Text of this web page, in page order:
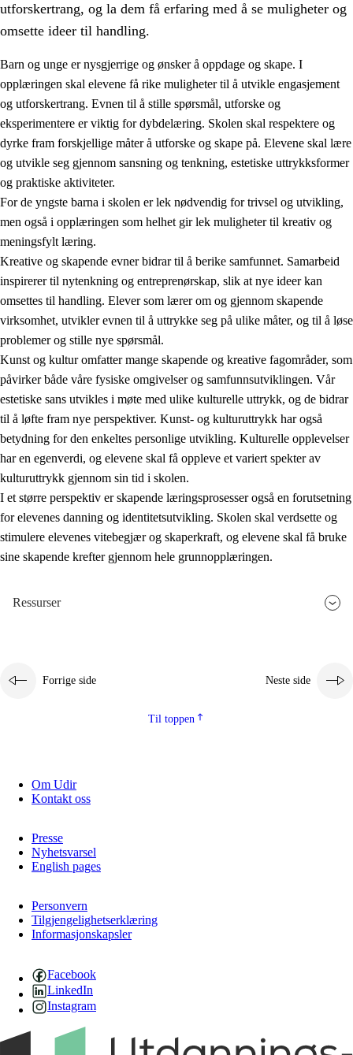
Opplæringens verdigrunnlag
1.1 Menneskeverdet
1.2 Identitet og kulturelt mangfold
1.3 Kritisk tenkning og etisk bevissthet
1.4 Skaperglede, engasjement og utforskertrang
1.5 Respekt for naturen og miljøbevissthet
1.6 Demokrati og medvirkning
utforskertrang, og la dem få erfaring med å se muligheter og
omsette ideer til handling.
Barn og unge er nysgjerrige og ønsker å oppdage og skape. I
opplæringen skal elevene få rike muligheter til å utvikle engasjement
og utforskertrang. Evnen til å stille spørsmål, utforske og
eksperimentere er viktig for dybdelæring. Skolen skal respektere og
dyrke fram forskjellige måter å utforske og skape på. Elevene skal lære
og utvikle seg gjennom sansning og tenkning, estetiske uttrykksformer
og praktiske aktiviteter.
For de yngste barna i skolen er lek nødvendig for trivsel og utvikling,
men også i opplæringen som helhet gir lek muligheter til kreativ og
meningsfylt læring.
Kreative og skapende evner bidrar til å berike samfunnet. Samarbeid
inspirerer til nytenkning og entreprenørskap, slik at nye ideer kan
omsettes til handling. Elever som lærer om og gjennom skapende
virksomhet, utvikler evnen til å uttrykke seg på ulike måter, og til å løse
problemer og stille nye spørsmål.
Kunst og kultur omfatter mange skapende og kreative fagområder, som
påvirker både våre fysiske omgivelser og samfunnsutviklingen. Vår
estetiske sans utvikles i møte med ulike kulturelle uttrykk, og de bidrar
til å løfte fram nye perspektiver. Kunst- og kulturuttrykk har også
betydning for den enkeltes personlige utvikling. Kulturelle opplevelser
har en egenverdi, og elevene skal få oppleve et variert spekter av
kulturuttrykk gjennom sin tid i skolen.
I et større perspektiv er skapende læringsprosesser også en forutsetning
for elevenes danning og identitetsutvikling. Skolen skal verdsette og
stimulere elevenes vitebegjær og skaperkraft, og elevene skal få bruke
sine skapende krefter gjennom hele grunnopplæringen.
Ressurser
Forrige side Neste side
Til toppen
Om Udir
Kontakt oss
Presse
Nyhetsvarsel
English pages
Personvern
Tilgjengelighetserklæring
Informasjonskapsler
Facebook
LinkedIn
Instagram